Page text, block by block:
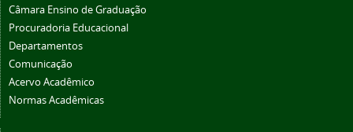
Câmara Ensino de Graduação
Procuradoria Educacional
Departamentos
Comunicação
Acervo Acadêmico
Normas Acadêmicas